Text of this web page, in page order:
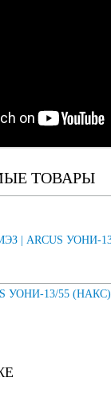
ТОВАРЫ
УОНИ-13/55 (НАКС)